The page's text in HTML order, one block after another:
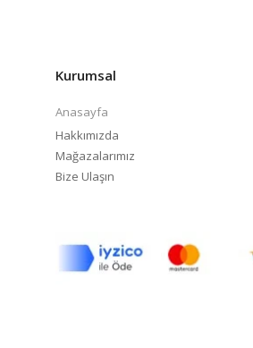
Kurumsal
Anasayfa
Hakkımızda
Mağazalarımız
Bize Ulaşın